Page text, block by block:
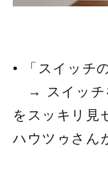
• 「スイッチ
→ スイッチ
をスッキリ見
ハウツゥさん